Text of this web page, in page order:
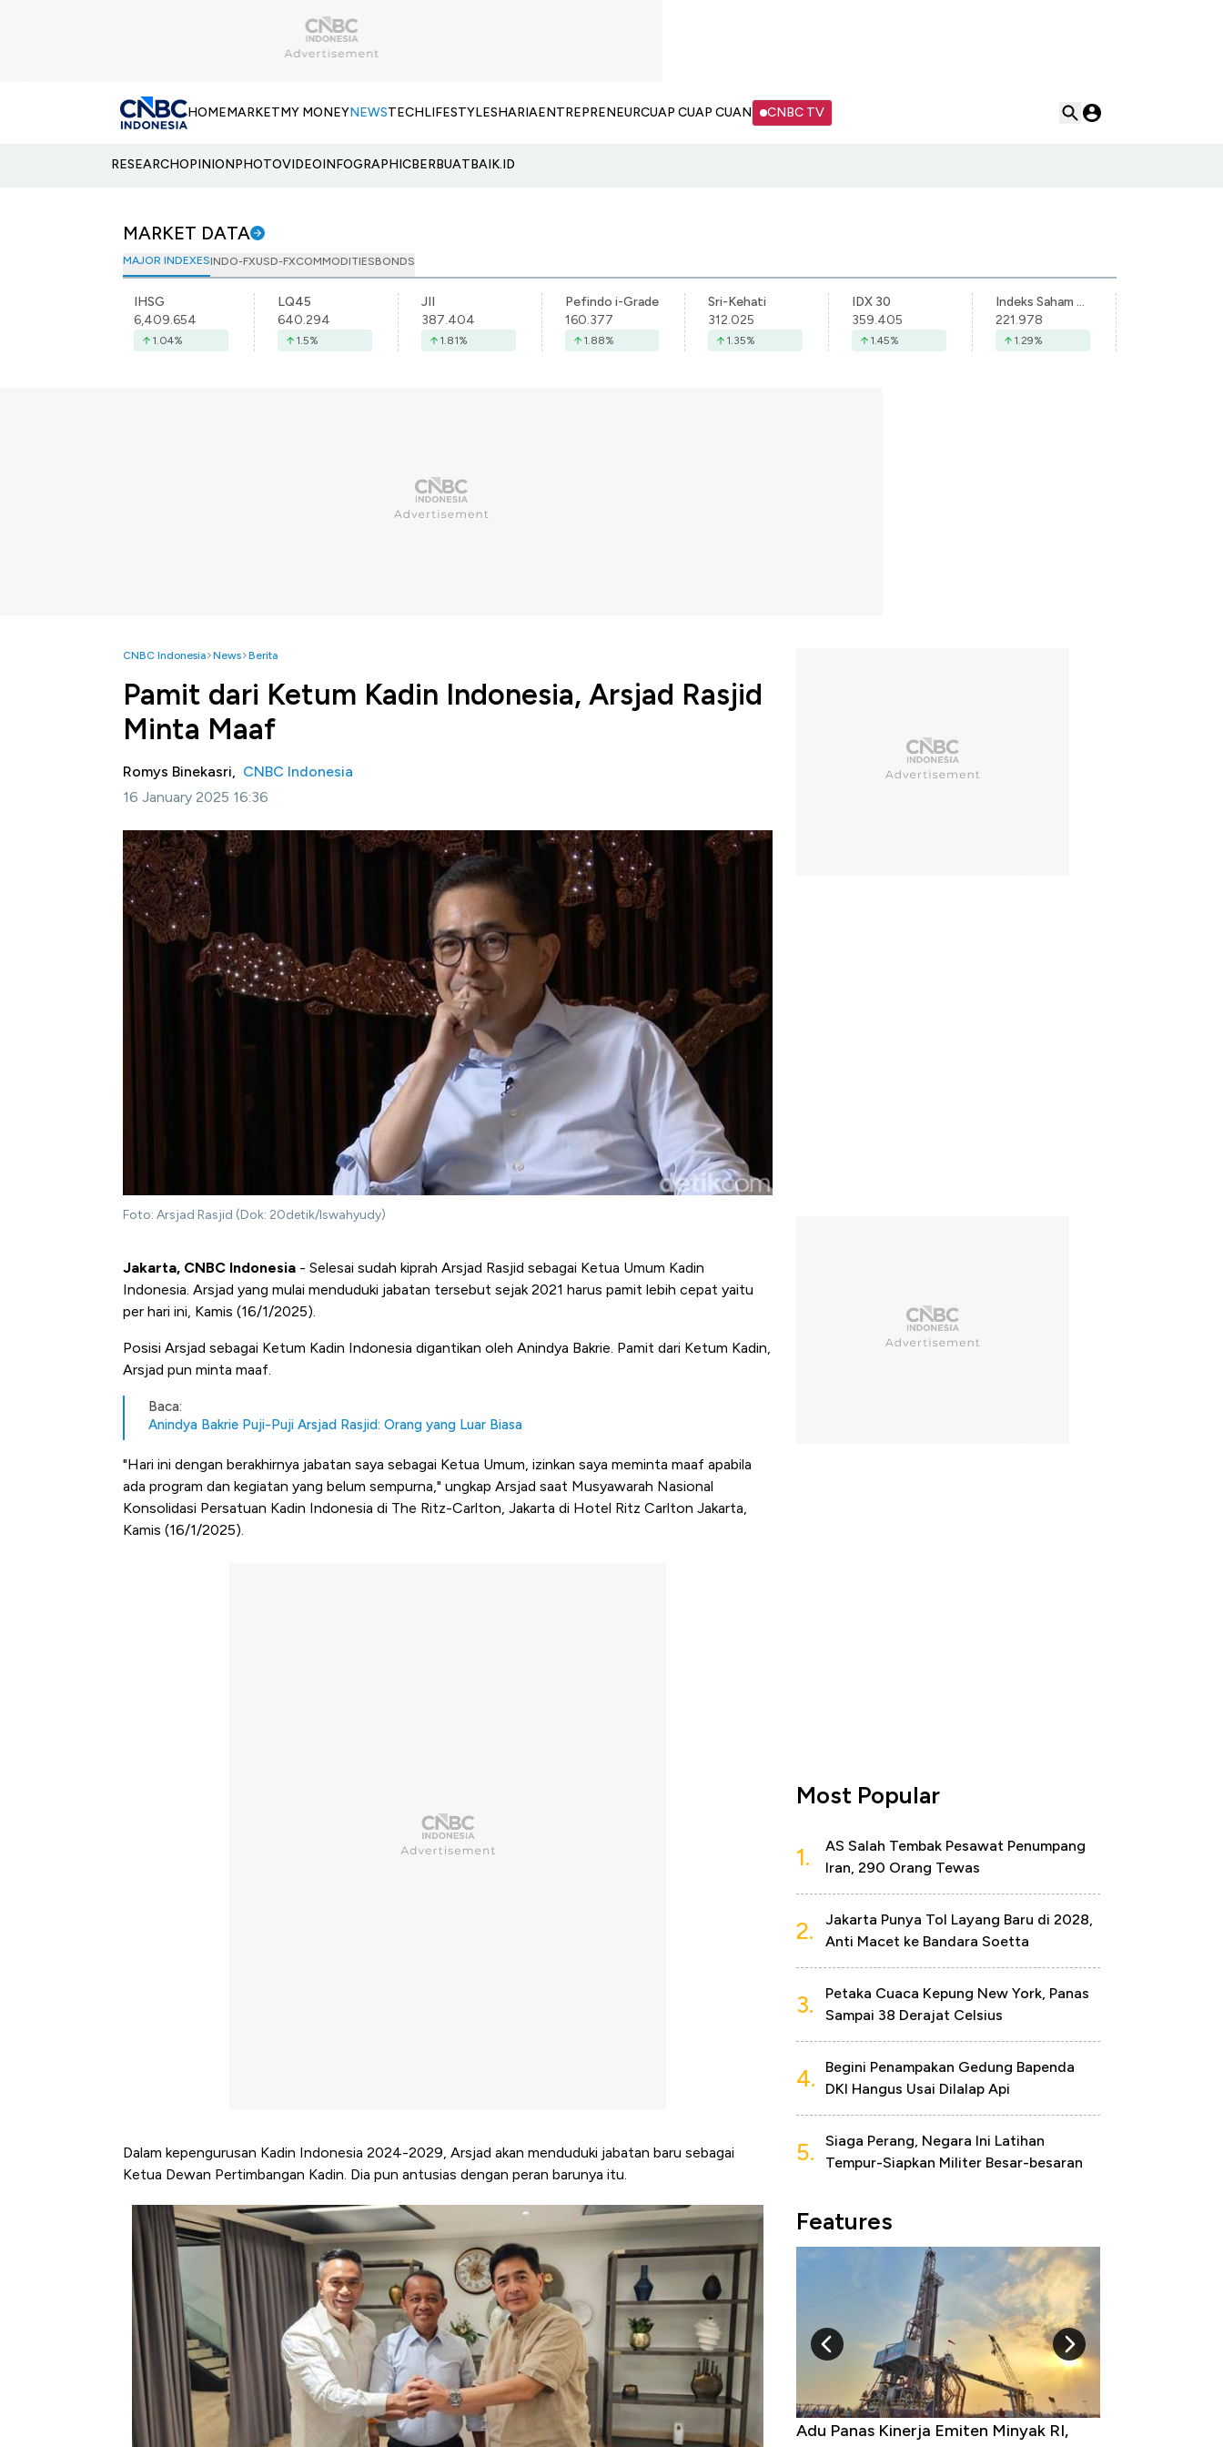
HOMEMARKETMY MONEYNEWSTECHLIFESTYLESHARIAENTREPRENEURCUAP CUAP CUAN CNBC TV
RESEARCHOPINIONPHOTOVIDEOINFOGRAPHICBERBUATBAIK.ID
MARKET DATA
MAJOR INDEXESINDO-FXUSD-FXCOMMODITIESBONDS
IHSG
6,409.654
1.04%
LQ45
640.294
1.5%
JII
387.404
1.81%
Pefindo i-Grade
160.377
1.88%
Sri-Kehati
312.025
1.35%
IDX 30
359.405
1.45%
Indeks Saham Syariah Indonesia
221.978
1.29%
CNBC Indonesia News Berita
Pamit dari Ketum Kadin Indonesia, Arsjad Rasjid
Minta Maaf
Romys Binekasri, CNBC Indonesia
16 January 2025 16:36
Foto: Arsjad Rasjid (Dok: 20detik/Iswahyudy)
Jakarta, CNBC Indonesia - Selesai sudah kiprah Arsjad Rasjid sebagai Ketua Umum Kadin
Indonesia. Arsjad yang mulai menduduki jabatan tersebut sejak 2021 harus pamit lebih cepat yaitu
per hari ini, Kamis (16/1/2025).
Posisi Arsjad sebagai Ketum Kadin Indonesia digantikan oleh Anindya Bakrie. Pamit dari Ketum Kadin,
Arsjad pun minta maaf.
Baca:
Anindya Bakrie Puji-Puji Arsjad Rasjid: Orang yang Luar Biasa
"Hari ini dengan berakhirnya jabatan saya sebagai Ketua Umum, izinkan saya meminta maaf apabila
ada program dan kegiatan yang belum sempurna," ungkap Arsjad saat Musyawarah Nasional
Konsolidasi Persatuan Kadin Indonesia di The Ritz-Carlton, Jakarta di Hotel Ritz Carlton Jakarta,
Kamis (16/1/2025).
Dalam kepengurusan Kadin Indonesia 2024-2029, Arsjad akan menduduki jabatan baru sebagai
Ketua Dewan Pertimbangan Kadin. Dia pun antusias dengan peran barunya itu.
Most Popular
1.
AS Salah Tembak Pesawat Penumpang
Iran, 290 Orang Tewas
2.
Jakarta Punya Tol Layang Baru di 2028,
Anti Macet ke Bandara Soetta
3.
Petaka Cuaca Kepung New York, Panas
Sampai 38 Derajat Celsius
4.
Begini Penampakan Gedung Bapenda
DKI Hangus Usai Dilalap Api
5.
Siaga Perang, Negara Ini Latihan
Tempur-Siapkan Militer Besar-besaran
Features
Kongo Tutup Keran Ekspor, Harga
Adu Panas Kinerja Emiten Minyak RI,
10 Provinsi dengan Tingkat